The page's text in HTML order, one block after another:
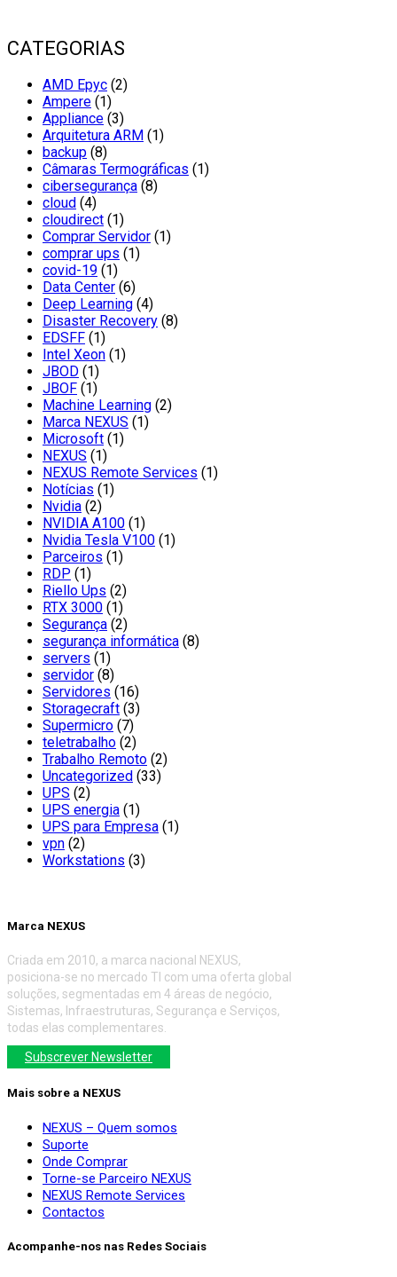
CATEGORIAS
AMD Epyc (2)
Ampere (1)
Appliance (3)
Arquitetura ARM (1)
backup (8)
Câmaras Termográficas (1)
cibersegurança (8)
cloud (4)
cloudirect (1)
Comprar Servidor (1)
comprar ups (1)
covid-19 (1)
Data Center (6)
Deep Learning (4)
Disaster Recovery (8)
EDSFF (1)
Intel Xeon (1)
JBOD (1)
JBOF (1)
Machine Learning (2)
Marca NEXUS (1)
Microsoft (1)
NEXUS (1)
NEXUS Remote Services (1)
Notícias (1)
Nvidia (2)
NVIDIA A100 (1)
Nvidia Tesla V100 (1)
Parceiros (1)
RDP (1)
Riello Ups (2)
RTX 3000 (1)
Segurança (2)
segurança informática (8)
servers (1)
servidor (8)
Servidores (16)
Storagecraft (3)
Supermicro (7)
teletrabalho (2)
Trabalho Remoto (2)
Uncategorized (33)
UPS (2)
UPS energia (1)
UPS para Empresa (1)
vpn (2)
Workstations (3)
Marca NEXUS
Criada em 2010, a marca nacional NEXUS,
posiciona-se no mercado TI com uma oferta global
soluções, segmentadas em 4 áreas de negócio,
Sistemas, Infraestruturas, Segurança e Serviços,
todas elas complementares.
Subscrever Newsletter
Mais sobre a NEXUS
NEXUS – Quem somos
Suporte
Onde Comprar
Torne-se Parceiro NEXUS
NEXUS Remote Services
Contactos
Acompanhe-nos nas Redes Sociais